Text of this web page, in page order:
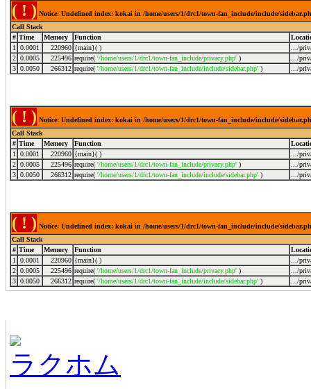
( ! ) Notice: Undefined index: kokai in /home/users/1/drc1/town-fan_include/include/
Call Stack
# Time Memory Function
1
0.0001 220960 {main}( )
.../
2 0.0005 225496 require( '/home/users/1/drc1/town-fan_include/privacy.php' )
.../
3 0.0050 266312 require( '/home/users/1/drc1/town-fan_include/include/sidebar.php' ) .../
( ! ) Notice: Undefined index: kokai in /home/users/1/drc1/town-fan_include/include/
Call Stack
# Time Memory Function
1
0.0001 220960 {main}( )
.../
2 0.0005 225496 require( '/home/users/1/drc1/town-fan_include/privacy.php' )
.../
3 0.0050 266312 require( '/home/users/1/drc1/town-fan_include/include/sidebar.php' ) .../
( ! ) Notice: Undefined index: kokai in /home/users/1/drc1/town-fan_include/include/
Call Stack
# Time Memory Function
1
0.0001 220960 {main}( )
.../
2 0.0005 225496 require( '/home/users/1/drc1/town-fan_include/privacy.php' )
.../
3 0.0050 266312 require( '/home/users/1/drc1/town-fan_include/include/sidebar.php' ) .../
ラクホム